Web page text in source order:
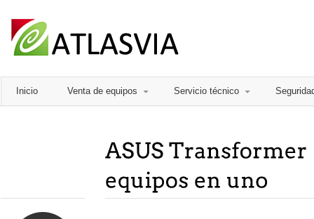
Inicio Venta de equipos Servicio técnico